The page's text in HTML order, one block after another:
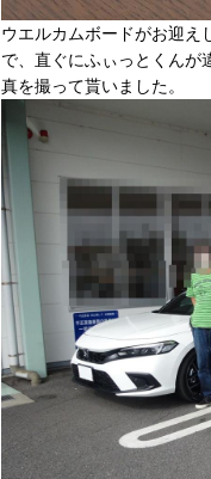
ウエルカムボードがお迎え
で、直ぐにふぃっとくんが
真を撮って貰いました。